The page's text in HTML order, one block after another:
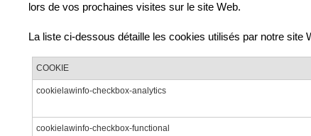
lors de vos prochaines visites sur le site Web.
La liste ci-dessous détaille les cookies utilisés par notre site
COOKIE
cookielawinfo-checkbox-analytics
cookielawinfo-checkbox-functional